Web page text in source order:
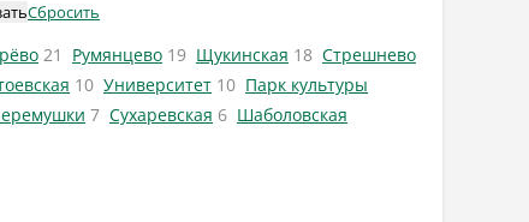
Сбросить
21 Румянцево 19 Щукинская 18 Стрешнево
10 Университет 10 Парк культуры
7 Сухаревская 6 Шаболовская